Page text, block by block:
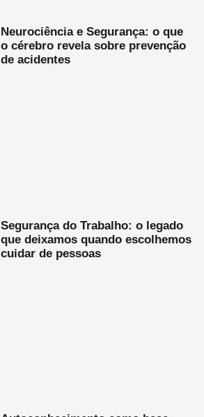
Neurociência e Segurança: o que
o cérebro revela sobre prevenção
de acidentes
Segurança do Trabalho: o legado
que deixamos quando escolhemos
cuidar de pessoas